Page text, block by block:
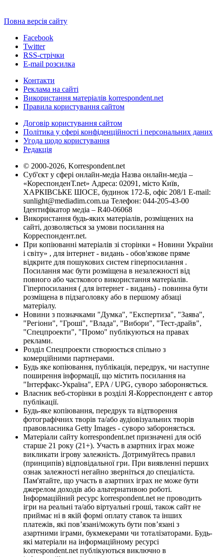
Повна версія сайту
Facebook
Twitter
RSS-стрічки
E-mail розсилка
Контакти
Реклама на сайті
Використання матеріалів korrespondent.net
Правила користування сайтом
Договір користування сайтом
Політика у сфері конфіденційності і персональних даних
Угода щодо користування
Редакція
© 2000-2026, Korrespondent.net
Суб'єкт у сфері онлайн-медіа Назва онлайн-медіа –
«КореспонденТ.net» Адреса: 02091, місто Київ,
ХАРКІВСЬКЕ ШОСЕ, будинок 172-Б, офіс 208/1 E-mail:
sunlight@mediadim.com.ua Телефон: 044-205-43-00
Ідентифікатор медіа – R40-06068
Використання будь-яких матеріалів, розміщених на
сайті, дозволяється за умови посилання на
Корреспондент.net.
При копіюванні матеріалів зі сторінки « Новини України
і світу» , для інтернет - видань - обов'язкове пряме
відкрите для пошукових систем гіперпосилання .
Посилання має бути розміщена в незалежності від
повного або часткового використання матеріалів.
Гіперпосилання ( для інтернет - видань) - повинна бути
розміщена в підзаголовку або в першому абзаці
матеріалу.
Новини з позначками "Думка", "Експертиза", "Заява",
"Регіони", "Гроші", "Влада", "Вибори", "Тест-драйв",
"Спецпроекти", "Промо" публікуються на правах
реклами.
Розділ Спецпроекти створюється спільно з
комерційними партнерами.
Будь яке копіювання, публікація, передрук, чи наступне
поширення інформації, що містить посилання на
"Інтерфакс-Україна", EPA / UPG, суворо забороняється.
Власник веб-сторінки в розділі Я-Корреспондент є автор
публікації.
Будь-яке копіювання, передрук та відтворення
фотографічних творів та/або аудіовізуальних творів
правовласника Getty Images - суворо забороняється.
Матеріали сайту korrespondent.net призначені для осіб
старше 21 року (21+). Участь в азартних іграх може
викликати ігрову залежність. Дотримуйтесь правил
(принципів) відповідальної гри. При виявленні перших
ознак залежності негайно зверніться до спеціаліста.
Пам'ятайте, що участь в азартних іграх не може бути
джерелом доходів або альтернативою роботі.
Інформаційний ресурс korrespondent.net не проводить
ігри на реальні та/або віртуальні гроші, також сайт не
приймає ні в якій формі оплату ставок та інших
платежів, які пов’язані/можуть бути пов’язані з
азартними іграми, букмекерами чи тоталізаторами. Будь-
які матеріали на інформаційному ресурсі
korrespondent.net публікуються виключно в